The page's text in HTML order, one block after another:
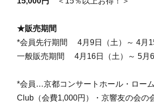
★販売期間
*会員先行期間 4月9日（土）～ 4月
一般販売期間 4月16日（土）～ 5月6
*会員…京都コンサートホール・ロー
Club（会費1,000円）・京響友の会の